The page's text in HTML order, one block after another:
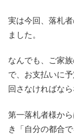
実は今回、落札
ました。
なんでも、ご家
で、お支払いに
回さなければな
第一落札者様か
き「自分の都合